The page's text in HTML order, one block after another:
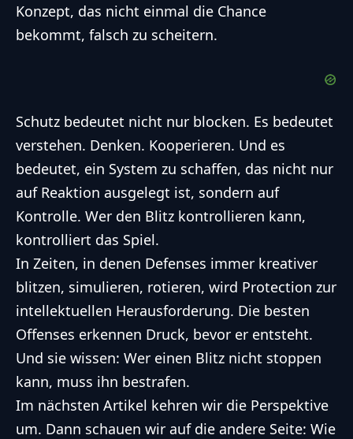
Konzept, das nicht einmal die Chance
bekommt, falsch zu scheitern.
Schutz bedeutet nicht nur blocken. Es bedeutet
verstehen. Denken. Kooperieren. Und es
bedeutet, ein System zu schaffen, das nicht nur
auf Reaktion ausgelegt ist, sondern auf
Kontrolle. Wer den Blitz kontrollieren kann,
kontrolliert das Spiel.
In Zeiten, in denen Defenses immer kreativer
blitzen, simulieren, rotieren, wird Protection zur
intellektuellen Herausforderung. Die besten
Offenses erkennen Druck, bevor er entsteht.
Und sie wissen: Wer einen Blitz nicht stoppen
kann, muss ihn bestrafen.
Im nächsten Artikel kehren wir die Perspektive
um. Dann schauen wir auf die andere Seite: Wie